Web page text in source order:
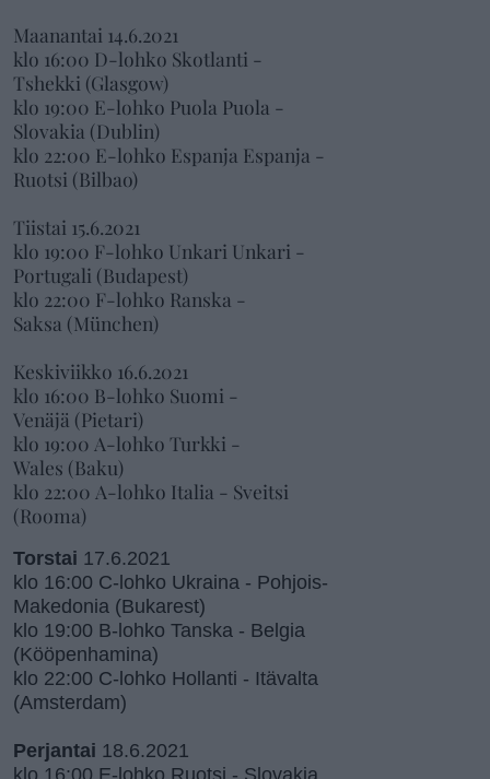
Maanantai 14.6.2021
klo 16:00 D-lohko Skotlanti -
Tshekki (Glasgow)
klo 19:00 E-lohko Puola Puola -
Slovakia (Dublin)
klo 22:00 E-lohko Espanja Espanja -
Ruotsi (Bilbao)
Tiistai 15.6.2021
klo 19:00 F-lohko Unkari Unkari -
Portugali (Budapest)
klo 22:00 F-lohko Ranska -
Saksa (München)
Keskiviikko 16.6.2021
klo 16:00 B-lohko Suomi -
Venäjä (Pietari)
klo 19:00 A-lohko Turkki -
Wales (Baku)
klo 22:00 A-lohko Italia - Sveitsi
(Rooma)
Torstai 17.6.2021
klo 16:00 C-lohko Ukraina - Pohjois-
Makedonia (Bukarest)
klo 19:00 B-lohko Tanska - Belgia
(Kööpenhamina)
klo 22:00 C-lohko Hollanti - Itävalta
(Amsterdam)
Perjantai 18.6.2021
klo 16:00 E-lohko Ruotsi - Slovakia